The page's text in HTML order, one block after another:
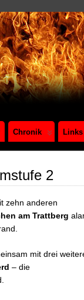
Chronik Links
2
zehn anderen
am Trattberg
mit drei
– die